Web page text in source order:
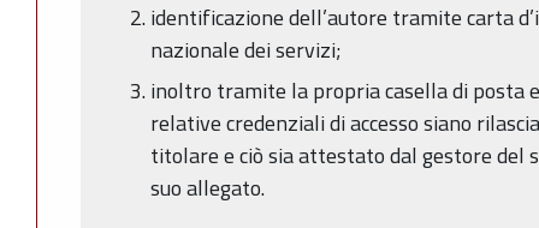
identificazione dell’autore tramite carta
nazionale dei servizi;
inoltro tramite la propria casella di posta
relative credenziali di accesso siano
titolare e ciò sia attestato dal gestore del
suo allegato.